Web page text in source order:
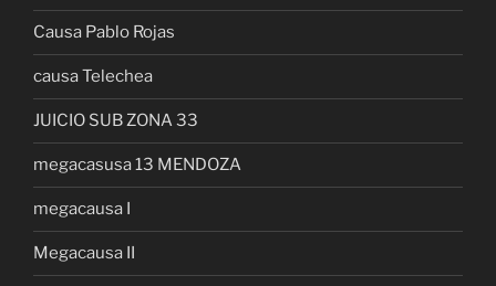
Causa Pablo Rojas
causa Telechea
JUICIO SUB ZONA 33
megacasusa 13 MENDOZA
megacausa I
Megacausa II